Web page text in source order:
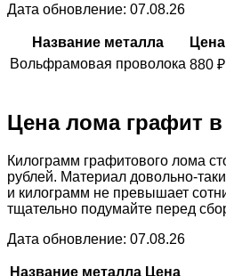
Дата обновление: 07.08.26
Название металла
Цена
Вольфрамовая проволока 880 ₽
Цена лома графит
Килограмм графитового лома
рублей. Материал довольно-
и килограмм не превышает
тщательно подумайте перед
Дата обновление: 07.08.26
Название металла Цена